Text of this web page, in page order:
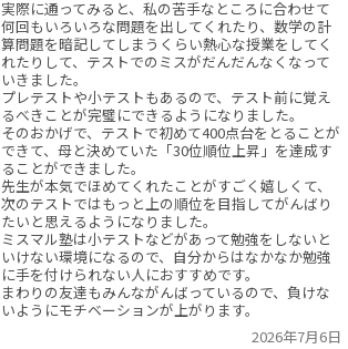
実際に通ってみると、私の苦手なところに合わせて
何回もいろいろな問題を出してくれたり、数学の計
算問題を暗記してしまうくらい熱心な授業をしてく
れたりして、テストでのミスがだんだんなくなって
いきました。
プレテストや小テストもあるので、テスト前に覚え
るべきことが完璧にできるようになりました。
そのおかげで、テストで初めて400点台をとることが
できて、母と決めていた「30位順位上昇」を達成す
ることができました。
先生が本気でほめてくれたことがすごく嬉しくて、
次のテストではもっと上の順位を目指してがんばり
たいと思えるようになりました。
ミスマル塾は小テストなどがあって勉強をしないと
いけない環境になるので、自分からはなかなか勉強
に手を付けられない人におすすめです。
まわりの友達もみんながんばっているので、負けな
いようにモチベーションが上がります。
2026年7月6日